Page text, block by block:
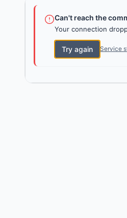
Can't reach the
Your connection
Try again Service